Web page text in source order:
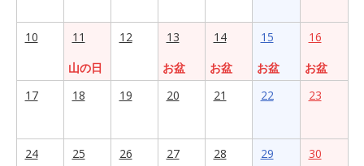
10
11
山の日
12
13
お盆
14
お盆
15
お盆
16
お盆
17
18 19 20 21 22 23
24 25 26 27 28 29 30